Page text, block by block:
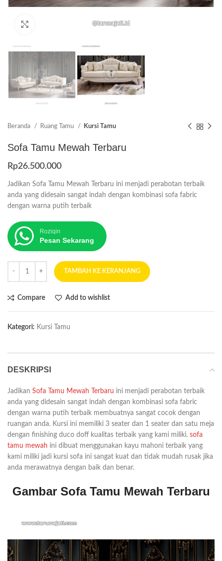
Beranda Ruang Tamu Kursi Tamu
Sofa Tamu Mewah Terbaru
Rp26.500.000
Jadikan Sofa Tamu Mewah Terbaru ini menjadi perabotan terbaik
anda yang didesain sangat indah dengan kombinasi sofa fabric
dengan warna putih terbaik
Roziqin
Pesan Sekarang
TAMBAH KE KERANJANG
Compare Add to wishlist
Kategori: Kursi Tamu
DESKRIPSI
Jadikan Sofa Tamu Mewah Terbaru ini menjadi perabotan terbaik
anda yang didesain sangat indah dengan kombinasi sofa fabric
dengan warna putih terbaik membuatnya sangat cocok dengan
ruangan anda. Kursi ini memiliki 3 seater dan 1 seater dan satu meja
dengan finishing duco doff kualitas terbaik yang kami miliki. sofa
tamu mewah ini dibuat menggunakan kayu mahoni terbaik yang
kami miliki jadi kursi sofa ini sangat kuat dan tidak mudah rusak jika
anda merawatnya dengan baik dan benar.
Gambar Sofa Tamu Mewah Terbaru